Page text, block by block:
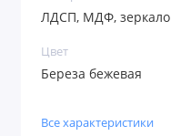
ЛДСП, МДФ, зеркало
Цвет
Береза бежевая
Все характеристики